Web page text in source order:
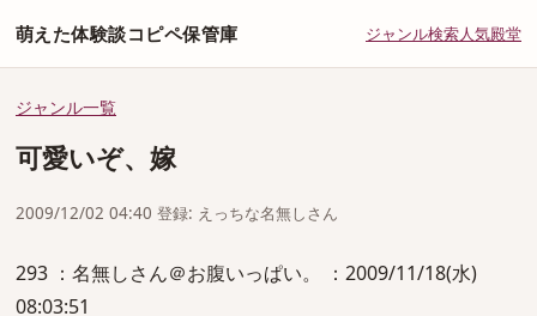
萌えた体験談コピペ保管庫 ジャンル検索人気殿堂
ジャンル一覧
可愛いぞ、嫁
2009/12/02 04:40 登録: えっちな名無しさん
293 ：名無しさん＠お腹いっぱい。 ：2009/11/18(水)
08:03:51